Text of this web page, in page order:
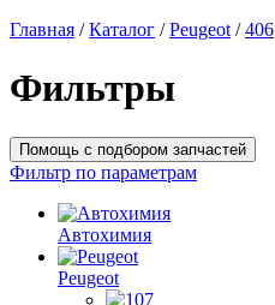
Главная / Каталог / Peugeot / 406
Фильтры
Помощь с подбором запчастей
Фильтр по параметрам
Автохимия
Peugeot